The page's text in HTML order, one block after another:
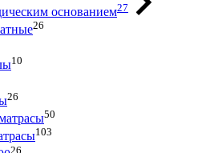
основанием27
26
10
26
50
103
26